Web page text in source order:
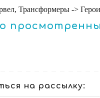
Трансформеры ->
на рассылку: